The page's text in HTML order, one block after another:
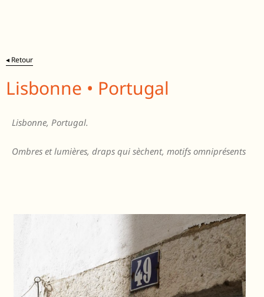
◂ Retour
Lisbonne • Portugal
Lisbonne, Portugal.
Ombres et lumières, draps qui sèchent, motifs omniprésents